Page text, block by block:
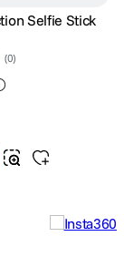
Selfie Stick
(0)